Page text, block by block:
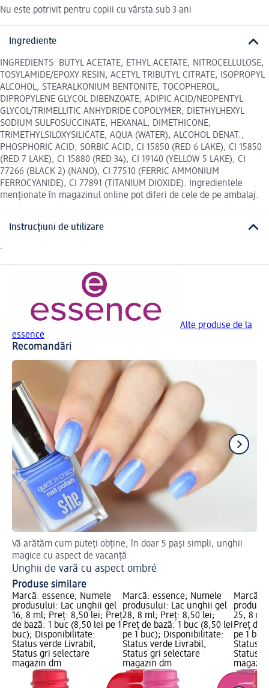
Nu este potrivit pentru copiii cu vârsta sub 3 ani
Ingrediente
INGREDIENTS: BUTYL ACETATE, ETHYL ACETATE, NITROCELLULOSE,
TOSYLAMIDE/EPOXY RESIN, ACETYL TRIBUTYL CITRATE, ISOPROPYL
ALCOHOL, STEARALKONIUM BENTONITE, TOCOPHEROL,
DIPROPYLENE GLYCOL DIBENZOATE, ADIPIC ACID/NEOPENTYL
GLYCOL/TRIMELLITIC ANHYDRIDE COPOLYMER, DIETHYLHEXYL
SODIUM SULFOSUCCINATE, HEXANAL, DIMETHICONE,
TRIMETHYLSILOXYSILICATE, AQUA (WATER), ALCOHOL DENAT.,
PHOSPHORIC ACID, SORBIC ACID, CI 15850 (RED 6 LAKE), CI 15850
(RED 7 LAKE), CI 15880 (RED 34), CI 19140 (YELLOW 5 LAKE), CI
77266 (BLACK 2) (NANO), CI 77510 (FERRIC AMMONIUM
FERROCYANIDE), CI 77891 (TITANIUM DIOXIDE). Ingredientele
menționate în magazinul online pot diferi de cele de pe ambalaj.
Instrucțiuni de utilizare
-
Alte produse de la
essence
Recomandări
Vă arătăm cum puteți obține, în doar 5 pași simpli, unghii
magice cu aspect de vacanță
Unghii de vară cu aspect ombré
Produse similare
Marcă: essence; Numele
produsului: Lac unghii gel
16, 8 ml; Preț: 8,50 lei; Preț
de bază: 1 buc (8,50 lei pe 1
buc); Disponibilitate:
Status verde Livrabil,
Status gri selectare
magazin dm
Marcă: essence; Numele
produsului: Lac unghii gel
28, 8 ml; Preț: 8,50 lei;
Preț de bază: 1 buc (8,50 lei
pe 1 buc); Disponibilitate:
Status verde Livrabil,
Status gri selectare
magazin dm
Marcă:
25, 8
Preț de
pe 1
Status
Status